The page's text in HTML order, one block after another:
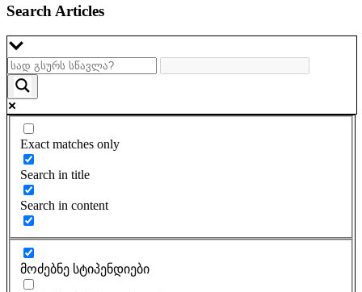
Search Articles
Exact matches only
Search in title
Search in content
მოძებნე სტიპენდიები